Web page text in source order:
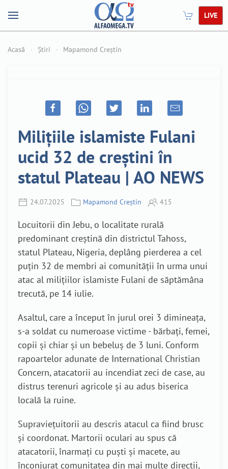
LIVE
Acasă Știri Mapamond Creștin
Milițiile islamiste Fulani
ucid 32 de creștini în
statul Plateau | AO NEWS
24.07.2025 Mapamond Creștin 415
Locuitorii din Jebu, o localitate rurală
predominant creștină din districtul Tahoss,
statul Plateau, Nigeria, deplâng pierderea a cel
puțin 32 de membri ai comunității în urma unui
atac al milițiilor islamiste Fulani de săptămâna
trecută, pe 14 iulie.
Asaltul, care a început în jurul orei 3 dimineața,
s-a soldat cu numeroase victime - bărbați, femei,
copii și chiar și un bebeluș de 3 luni. Conform
rapoartelor adunate de International Christian
Concern, atacatorii au incendiat zeci de case, au
distrus terenuri agricole și au adus biserica
locală la ruine.
Supraviețuitorii au descris atacul ca fiind brusc
și coordonat. Martorii oculari au spus că
atacatorii, înarmați cu puști și macete, au
înconjurat comunitatea din mai multe direcții,